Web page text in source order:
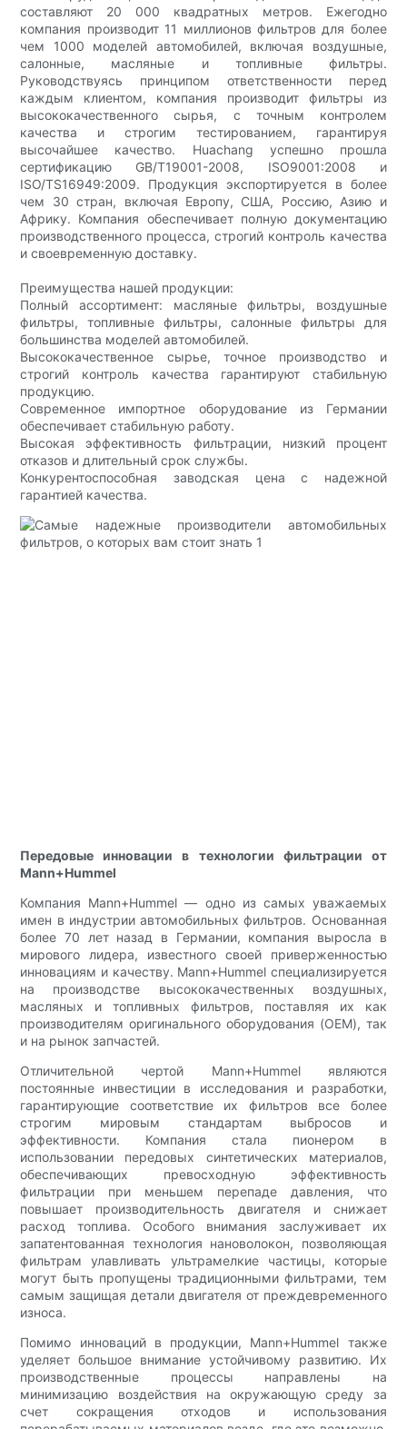
составляют 20 000 квадратных метров. Ежегодно
компания производит 11 миллионов фильтров для более
чем 1000 моделей автомобилей, включая воздушные,
салонные, масляные и топливные фильтры.
Руководствуясь принципом ответственности перед
каждым клиентом, компания производит фильтры из
высококачественного сырья, с точным контролем
качества и строгим тестированием, гарантируя
высочайшее качество. Huachang успешно прошла
сертификацию GB/T19001-2008, ISO9001:2008 и
ISO/TS16949:2009. Продукция экспортируется в более
чем 30 стран, включая Европу, США, Россию, Азию и
Африку. Компания обеспечивает полную документацию
производственного процесса, строгий контроль качества
и своевременную доставку.
Преимущества нашей продукции:
Полный ассортимент: масляные фильтры, воздушные
фильтры, топливные фильтры, салонные фильтры для
большинства моделей автомобилей.
Высококачественное сырье, точное производство и
строгий контроль качества гарантируют стабильную
продукцию.
Современное импортное оборудование из Германии
обеспечивает стабильную работу.
Высокая эффективность фильтрации, низкий процент
отказов и длительный срок службы.
Конкурентоспособная заводская цена с надежной
гарантией качества.
Передовые инновации в технологии фильтрации от
Mann+Hummel
Компания Mann+Hummel — одно из самых уважаемых
имен в индустрии автомобильных фильтров. Основанная
более 70 лет назад в Германии, компания выросла в
мирового лидера, известного своей приверженностью
инновациям и качеству. Mann+Hummel специализируется
на производстве высококачественных воздушных,
масляных и топливных фильтров, поставляя их как
производителям оригинального оборудования (OEM), так
и на рынок запчастей.
Отличительной чертой Mann+Hummel являются
постоянные инвестиции в исследования и разработки,
гарантирующие соответствие их фильтров все более
строгим мировым стандартам выбросов и
эффективности. Компания стала пионером в
использовании передовых синтетических материалов,
обеспечивающих превосходную эффективность
фильтрации при меньшем перепаде давления, что
повышает производительность двигателя и снижает
расход топлива. Особого внимания заслуживает их
запатентованная технология нановолокон, позволяющая
фильтрам улавливать ультрамелкие частицы, которые
могут быть пропущены традиционными фильтрами, тем
самым защищая детали двигателя от преждевременного
износа.
Помимо инноваций в продукции, Mann+Hummel также
уделяет большое внимание устойчивому развитию. Их
производственные процессы направлены на
минимизацию воздействия на окружающую среду за
счет сокращения отходов и использования